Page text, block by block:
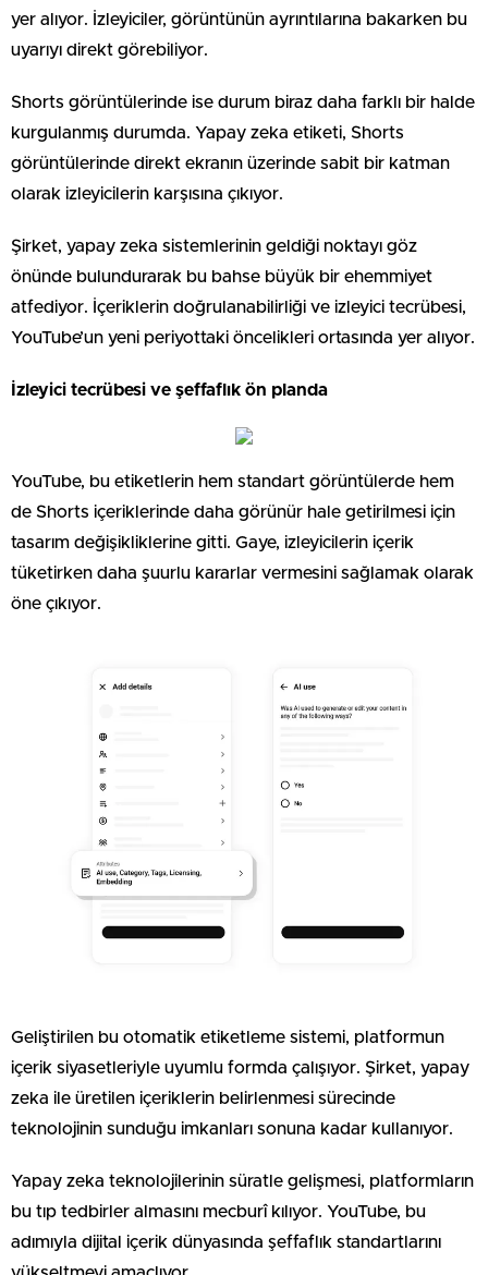
yer alıyor. İzleyiciler, görüntünün ayrıntılarına bakarken bu
uyarıyı direkt görebiliyor.
Shorts görüntülerinde ise durum biraz daha farklı bir halde
kurgulanmış durumda. Yapay zeka etiketi, Shorts
görüntülerinde direkt ekranın üzerinde sabit bir katman
olarak izleyicilerin karşısına çıkıyor.
Şirket, yapay zeka sistemlerinin geldiği noktayı göz
önünde bulundurarak bu bahse büyük bir ehemmiyet
atfediyor. İçeriklerin doğrulanabilirliği ve izleyici tecrübesi,
YouTube’un yeni periyottaki öncelikleri ortasında yer alıyor.
İzleyici tecrübesi ve şeffaflık ön planda
YouTube, bu etiketlerin hem standart görüntülerde hem
de Shorts içeriklerinde daha görünür hale getirilmesi için
tasarım değişikliklerine gitti. Gaye, izleyicilerin içerik
tüketirken daha şuurlu kararlar vermesini sağlamak olarak
öne çıkıyor.
Geliştirilen bu otomatik etiketleme sistemi, platformun
içerik siyasetleriyle uyumlu formda çalışıyor. Şirket, yapay
zeka ile üretilen içeriklerin belirlenmesi sürecinde
teknolojinin sunduğu imkanları sonuna kadar kullanıyor.
Yapay zeka teknolojilerinin süratle gelişmesi, platformların
bu tıp tedbirler almasını mecburî kılıyor. YouTube, bu
adımıyla dijital içerik dünyasında şeffaflık standartlarını